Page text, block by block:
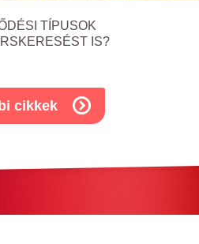
TÍPUSOK
IS?
cikkek